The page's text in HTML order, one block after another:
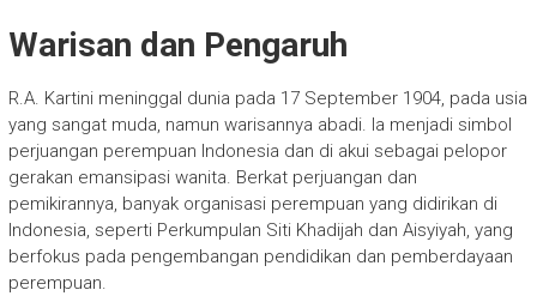
Warisan dan Pengaruh
R.A. Kartini meninggal dunia pada 17 September 1904, pada usia
yang sangat muda, namun warisannya abadi. Ia menjadi simbol
perjuangan perempuan Indonesia dan di akui sebagai pelopor
gerakan emansipasi wanita. Berkat perjuangan dan
pemikirannya, banyak organisasi perempuan yang didirikan di
Indonesia, seperti Perkumpulan Siti Khadijah dan Aisyiyah, yang
berfokus pada pengembangan pendidikan dan pemberdayaan
perempuan.